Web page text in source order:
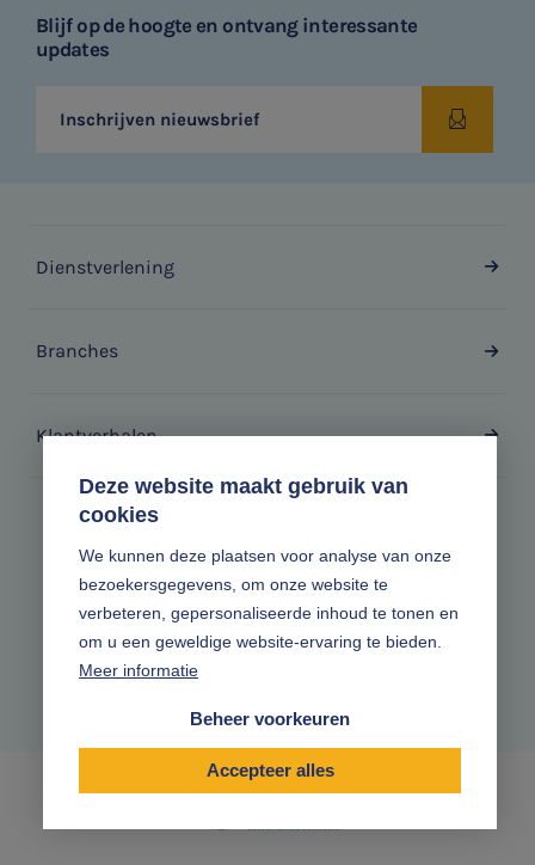
Deze website maakt gebruik van
cookies
We kunnen deze plaatsen voor analyse van onze
bezoekersgegevens, om onze website te
verbeteren, gepersonaliseerde inhoud te tonen en
om u een geweldige website-ervaring te bieden.
Meer informatie
Beheer voorkeuren
Accepteer alles
Blijf op de hoogte en ontvang interessante
updates
Inschrijven nieuwsbrief
Dienstverlening
Branches
Klantverhalen
Volg ons online
|